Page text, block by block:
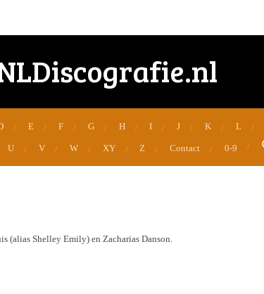
E F G H I J K L
U V W XY Z Contact 0-9
(alias Shelley Emily) en Zacharias Danson.